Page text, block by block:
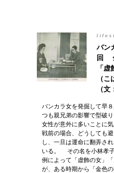
バン
回
「
（
（
バンカラ女を発掘して早
つも親兄弟の影響で型破
女性が意外に多いことに
戦前の場合、どうしても
し、一旦は運命に翻弄さ
いる。 その名を小林孝
例によって「虚飾の女」
が、ある時期から「金色